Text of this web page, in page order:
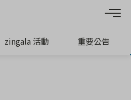
zingala 活動 重要公告